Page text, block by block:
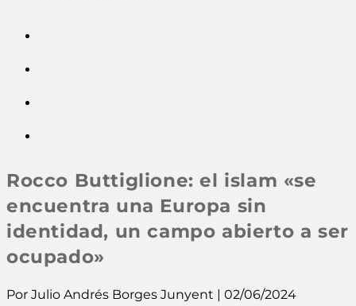
Rocco Buttiglione: el islam «se
encuentra una Europa sin
identidad, un campo abierto a ser
ocupado»
Por Julio Andrés Borges Junyent | 02/06/2024